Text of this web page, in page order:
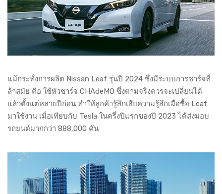
แม้กระทั่งการผลิต Nissan Leaf รุ่นปี 2024 ซึ่งมีระบบการชาร์จที่
ล้าสมัย คือ ใช้หัวชาร์จ CHAdeMO ซึ่งตามจริงควรจะเปลี่ยนได้
แล้วตั้งแต่หลายปีก่อน ทำให้ลูกค้ารู้สึกเสียความรู้สึกเมื่อซื้อ Leaf
มาใช้งาน เมื่อเทียบกับ Tesla ในครึ่งปีแรกของปี 2023 ได้ส่งมอบ
รถยนต์มากกว่า 888,000 คัน